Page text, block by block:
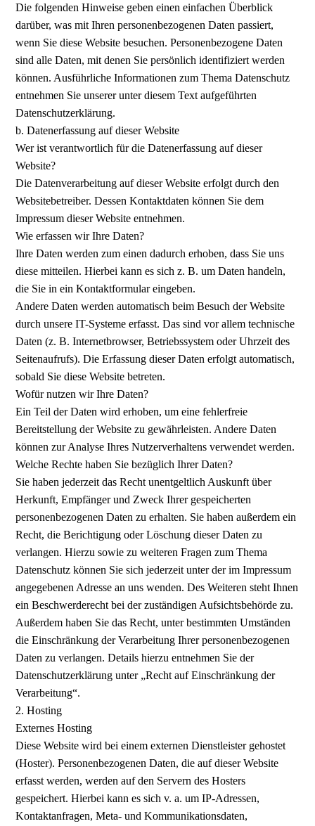
Die folgenden Hinweise geben einen einfachen Überblick
darüber, was mit Ihren personenbezogenen Daten passiert,
wenn Sie diese Website besuchen. Personenbezogene Daten
sind alle Daten, mit denen Sie persönlich identifiziert werden
können. Ausführliche Informationen zum Thema Datenschutz
entnehmen Sie unserer unter diesem Text aufgeführten
Datenschutzerklärung.
b. Datenerfassung auf dieser Website
Wer ist verantwortlich für die Datenerfassung auf dieser
Website?
Die Datenverarbeitung auf dieser Website erfolgt durch den
Websitebetreiber. Dessen Kontaktdaten können Sie dem
Impressum dieser Website entnehmen.
Wie erfassen wir Ihre Daten?
Ihre Daten werden zum einen dadurch erhoben, dass Sie uns
diese mitteilen. Hierbei kann es sich z. B. um Daten handeln,
die Sie in ein Kontaktformular eingeben.
Andere Daten werden automatisch beim Besuch der Website
durch unsere IT-Systeme erfasst. Das sind vor allem technische
Daten (z. B. Internetbrowser, Betriebssystem oder Uhrzeit des
Seitenaufrufs). Die Erfassung dieser Daten erfolgt automatisch,
sobald Sie diese Website betreten.
Wofür nutzen wir Ihre Daten?
Ein Teil der Daten wird erhoben, um eine fehlerfreie
Bereitstellung der Website zu gewährleisten. Andere Daten
können zur Analyse Ihres Nutzerverhaltens verwendet werden.
Welche Rechte haben Sie bezüglich Ihrer Daten?
Sie haben jederzeit das Recht unentgeltlich Auskunft über
Herkunft, Empfänger und Zweck Ihrer gespeicherten
personenbezogenen Daten zu erhalten. Sie haben außerdem ein
Recht, die Berichtigung oder Löschung dieser Daten zu
verlangen. Hierzu sowie zu weiteren Fragen zum Thema
Datenschutz können Sie sich jederzeit unter der im Impressum
angegebenen Adresse an uns wenden. Des Weiteren steht Ihnen
ein Beschwerderecht bei der zuständigen Aufsichtsbehörde zu.
Außerdem haben Sie das Recht, unter bestimmten Umständen
die Einschränkung der Verarbeitung Ihrer personenbezogenen
Daten zu verlangen. Details hierzu entnehmen Sie der
Datenschutzerklärung unter „Recht auf Einschränkung der
Verarbeitung“.
2. Hosting
Externes Hosting
Diese Website wird bei einem externen Dienstleister gehostet
(Hoster). Personenbezogenen Daten, die auf dieser Website
erfasst werden, werden auf den Servern des Hosters
gespeichert. Hierbei kann es sich v. a. um IP-Adressen,
Kontaktanfragen, Meta- und Kommunikationsdaten,